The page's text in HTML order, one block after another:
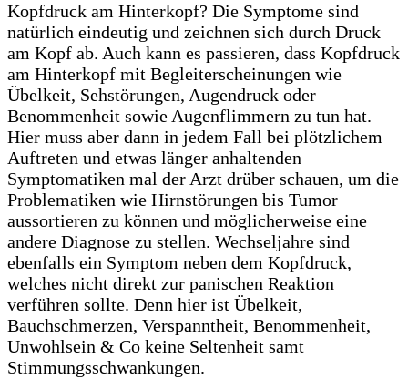
Kopfdruck am Hinterkopf? Die Symptome sind
natürlich eindeutig und zeichnen sich durch Druck
am Kopf ab. Auch kann es passieren, dass Kopfdruck
am Hinterkopf mit Begleiterscheinungen wie
Übelkeit, Sehstörungen, Augendruck oder
Benommenheit sowie Augenflimmern zu tun hat.
Hier muss aber dann in jedem Fall bei plötzlichem
Auftreten und etwas länger anhaltenden
Symptomatiken mal der Arzt drüber schauen, um die
Problematiken wie Hirnstörungen bis Tumor
aussortieren zu können und möglicherweise eine
andere Diagnose zu stellen. Wechseljahre sind
ebenfalls ein Symptom neben dem Kopfdruck,
welches nicht direkt zur panischen Reaktion
verführen sollte. Denn hier ist Übelkeit,
Bauchschmerzen, Verspanntheit, Benommenheit,
Unwohlsein & Co keine Seltenheit samt
Stimmungsschwankungen.